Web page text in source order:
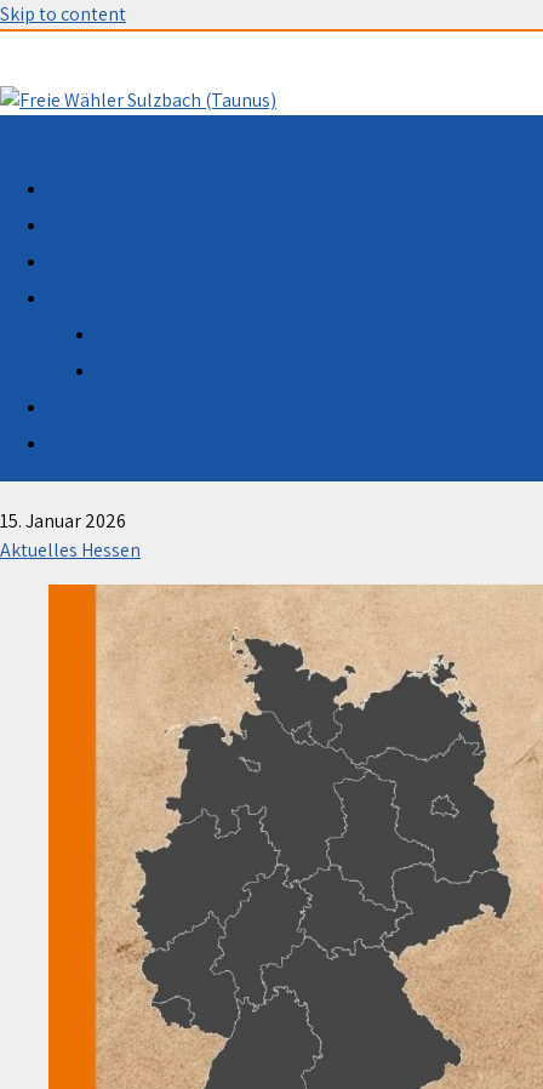
Skip to content
Kommunalwahl am 15. März: Engin Eroglu fordert
Klarstellung von Ministerpräsident Boris Rhein zu
15. Januar 2026
Aktuelles Hessen